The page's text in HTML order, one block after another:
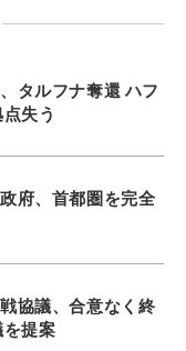
タルフナ奪還 ハフ
失う
府、首都圏を完全
協議、合意なく終
提案